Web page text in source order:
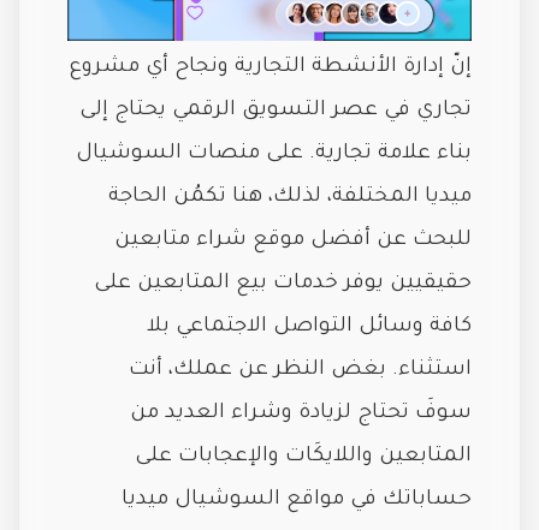
إنّ إدارة الأنشطة التجارية ونجاح أي مشروع
تجاري في عصر التسويق الرقمي يحتاج إلى
بناء علامة تجارية. على منصات السوشيال
ميديا المختلفة، لذلك، هنا تكمُن الحاجة
للبحث عن أفضل موقع شراء متابعين
حقيقيين يوفر خدمات بيع المتابعين على
كافة وسائل التواصل الاجتماعي بلا
استثناء. بغض النظر عن عملك، أنت
سوفَ تحتاج لزيادة وشراء العديد من
المتابعين واللايكَات والإعجابات على
حساباتك في مواقع السوشيال ميديا